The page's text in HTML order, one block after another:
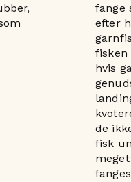
fange
efter
fisken
hvis
de
fisk